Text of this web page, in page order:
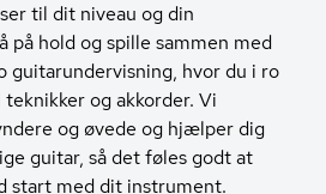
til dit niveau og din
på hold og spille sammen med
guitarundervisning, hvor du i ro
og akkorder. Vi
og øvede og hjælper dig
guitar, så det føles godt at
start med dit instrument.